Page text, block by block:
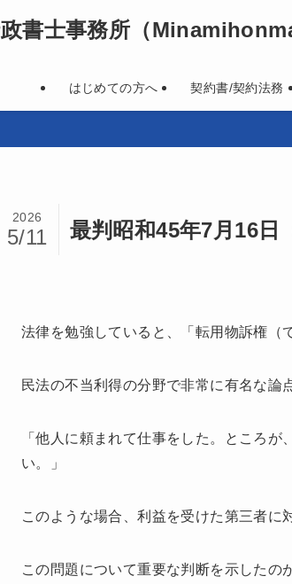
書士事務所 （
はじめての方へ 契約書/契約法務
最判昭和45年7月16
2026
5/11
法律を勉強していると、「転用物訴権（
民法の不当利得の分野で非常に有名な論
「他人に頼まれて仕事をした。ところ
い。」
このような場合、利益を受けた第三者に
この問題について重要な判断を示したの